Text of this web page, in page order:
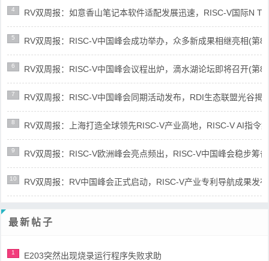
4 RV双周报：如意香山笔记本软件适配发展迅速，RISC-V国际N
5 RV双周报：RISC-V中国峰会成功举办，众多新成果相继亮相(第
6 RV双周报：RISC-V中国峰会议程出炉，滴水湖论坛即将召开(第
7 RV双周报：RISC-V中国峰会同期活动发布，RDI生态联盟光谷揭
8 RV双周报：上海打造全球领先RISC-V产业高地，RISC-V AI指令
9 RV双周报：RISC-V欧洲峰会亮点频出，RISC-V中国峰会稳步筹
10 RV双周报：RV中国峰会正式启动，RISC-V产业专利导航成果发
最新帖子
1 E203突然出现烧录运行程序失败求助